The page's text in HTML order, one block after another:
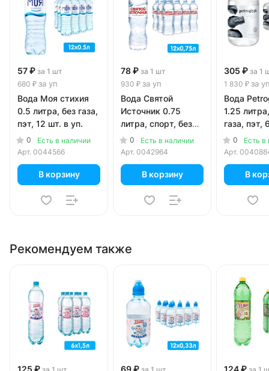
57 ₽ за 1 шт
680 ₽ за уп
Вода Моя стихия
0.5 литра, без газа,
пэт, 12 шт. в уп.
0
Есть в наличии
Арт. 0044566
В корзину
78 ₽ за 1 шт
930 ₽ за уп
Вода Святой
Источник 0.75
литра, спорт, без
газа, пэт, 12 шт. в
уп.
0
Есть в наличии
Арт. 0042964
В корзину
305 ₽ за 1
1 830 ₽ за
Вода
1.25
газа, пэт,
уп.0
Есть в
Арт.
В
Рекомендуем также
125 ₽ 69 ₽ 124 ₽